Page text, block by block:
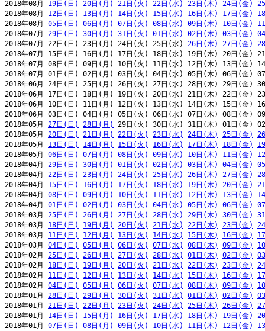
2018年08月 19日(日) 20日(月) 21日(火) 22日(水) 23日(木) 24日(金)
2018年08月 12日(日) 13日(月) 14日(火) 15日(水) 16日(木) 17日(金)
2018年08月 05日(日) 06日(月) 07日(火) 08日(水) 09日(木) 10日(金)
2018年07月 29日(日) 30日(月) 31日(火) 01日(水) 02日(木) 03日(金)
2018年07月 22日(日) 23日(月) 24日(火) 25日(水) 26日(木) 27日(金)
2018年07月 15日(日) 16日(月) 17日(火) 18日(水) 19日(木) 20日(金)
2018年07月 08日(日) 09日(月) 10日(火) 11日(水) 12日(木) 13日(金)
2018年07月 01日(日) 02日(月) 03日(火) 04日(水) 05日(木) 06日(金)
2018年06月 24日(日) 25日(月) 26日(火) 27日(水) 28日(木) 29日(金)
2018年06月 17日(日) 18日(月) 19日(火) 20日(水) 21日(木) 22日(金)
2018年06月 10日(日) 11日(月) 12日(火) 13日(水) 14日(木) 15日(金)
2018年06月 03日(日) 04日(月) 05日(火) 06日(水) 07日(木) 08日(金)
2018年05月 27日(日) 28日(月)
29日(火) 30日(水) 31日(木) 01日(金)
2018年05月 20日(日) 21日(月) 22日(火) 23日(水) 24日(木) 25日(金)
2018年05月 13日(日) 14日(月) 15日(火) 16日(水) 17日(木) 18日(金)
2018年05月 06日(日) 07日(月) 08日(火) 09日(水) 10日(木) 11日(金)
2018年04月 29日(日) 30日(月) 01日(火) 02日(水) 03日(木) 04日(金)
2018年04月 22日(日) 23日(月) 24日(火) 25日(水) 26日(木) 27日(金)
2018年04月 15日(日) 16日(月) 17日(火) 18日(水) 19日(木) 20日(金)
2018年04月 08日(日) 09日(月) 10日(火) 11日(水) 12日(木) 13日(金)
2018年04月 01日(日) 02日(月) 03日(火) 04日(水) 05日(木) 06日(金)
2018年03月 25日(日) 26日(月) 27日(火) 28日(水) 29日(木) 30日(金)
2018年03月 18日(日) 19日(月) 20日(火) 21日(水) 22日(木) 23日(金)
2018年03月 11日(日) 12日(月) 13日(火) 14日(水) 15日(木) 16日(金)
2018年03月 04日(日) 05日(月) 06日(火) 07日(水) 08日(木) 09日(金)
2018年02月 25日(日) 26日(月) 27日(火) 28日(水) 01日(木) 02日(金)
2018年02月 18日(日) 19日(月) 20日(火) 21日(水) 22日(木) 23日(金)
2018年02月 11日(日) 12日(月) 13日(火) 14日(水) 15日(木) 16日(金)
2018年02月 04日(日) 05日(月) 06日(火) 07日(水) 08日(木) 09日(金)
2018年01月 28日(日) 29日(月) 30日(火) 31日(水) 01日(木) 02日(金)
2018年01月 21日(日) 22日(月) 23日(火) 24日(水) 25日(木) 26日(金)
2018年01月 14日(日) 15日(月) 16日(火) 17日(水) 18日(木) 19日(金)
2018年01月 07日(日) 08日(月) 09日(火) 10日(水) 11日(木) 12日(金)